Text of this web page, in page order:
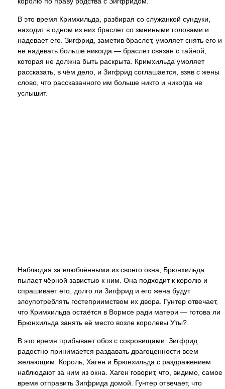
В это время Кримхильда, разбирая со служанкой сундуки,
находит в одном из них браслет со змеиными головами и
надевает его. Зигфрид, заметив браслет, умоляет снять его и
не надевать больше никогда — браслет связан с тайной,
которая не должна быть раскрыта. Кримхильда умоляет
рассказать, в чём дело, и Зигфрид соглашается, взяв с жены
слово, что рассказанного им больше никто и никогда не
услышит.
Наблюдая за влюблёнными из своего окна, Брюнхильда
пылает чёрной завистью к ним. Она подходит к королю и
спрашивает его, долго ли Зигфрид и его жена будут
злоупотреблять гостеприимством их двора. Гунтер отвечает,
что Кримхильда остаётся в Вормсе ради матери — готова ли
Брюнхильда занять её место возле королевы Уты?
В это время прибывает обоз с сокровищами. Зигфрид
радостно принимается раздавать драгоценности всем
желающим. Король, Хаген и Брюнхильда с раздражением
наблюдают за ним из окна. Хаген говорит, что, видимо, самое
время отправить Зигфрида домой. Гунтер отвечает, что